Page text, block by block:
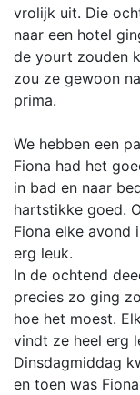
vrolijk uit. Die
naar een hotel
de yourt zouden
zou ze gewoon
prima.
We hebben een
Fiona had het
in bad en naar
hartstikke goed.
Fiona elke avond
erg leuk.
In de ochtend
precies zo ging
hoe het moest.
vindt ze heel erg
Dinsdagmiddag
en toen was